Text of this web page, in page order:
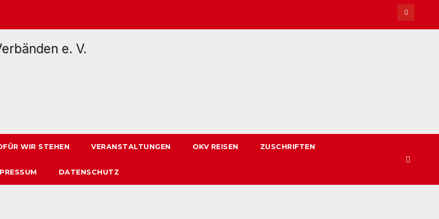
WIR STEHEN VERANSTALTUNGEN OKV REISEN ZUSCHRIFTEN
DATENSCHUTZ